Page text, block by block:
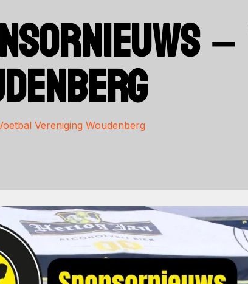
Vereniging Woudenberg